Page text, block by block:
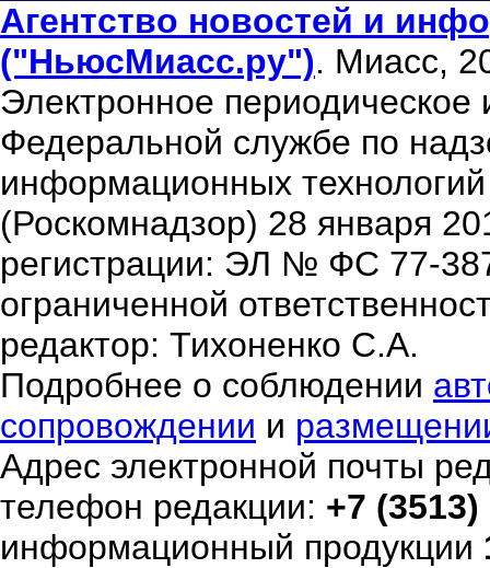
Агентство новостей и
("НьюсМиасс.ру"). Миасс,
Электронное периодическое
Федеральной службе по
информационных
(Роскомнадзор) 28 января
регистрации: ЭЛ № ФС 77-
ограниченной
редактор: Тихоненко С.А.
Подробнее о соблюдении
сопровождении и
Адрес электронной почты
телефон редакции: +7
информационный продукции